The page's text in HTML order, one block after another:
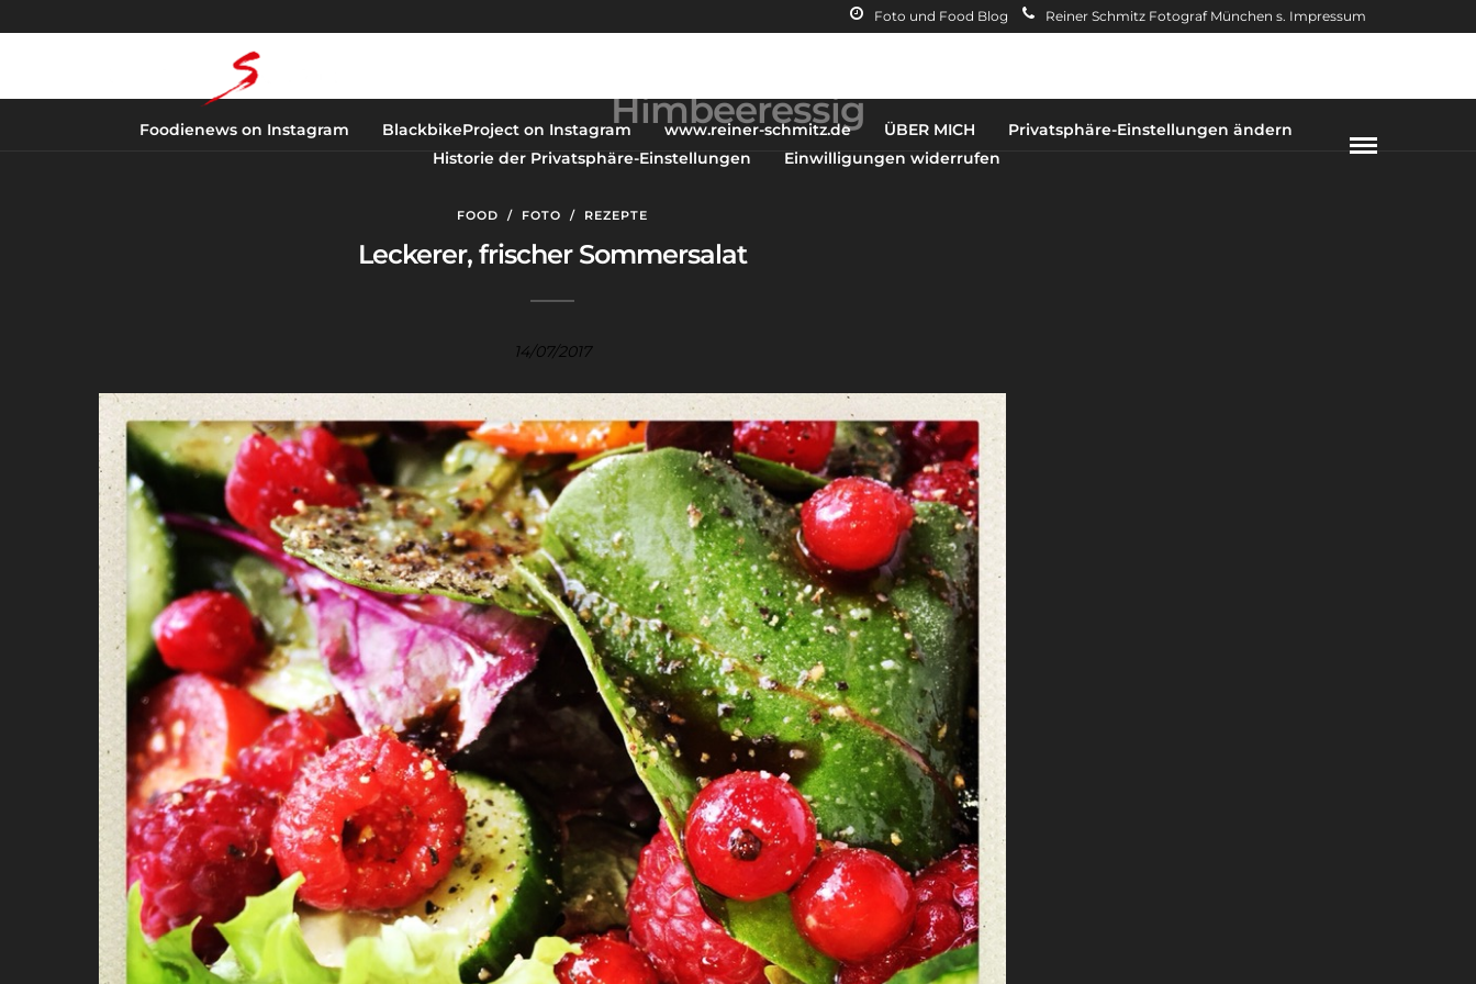
Foto und Food Blog Reiner Schmitz Fotograf München s. Impressum
Foodienews on Instagram BlackbikeProject on Instagram www.reiner-schmitz.de ÜBER MICH
Privatsphäre-Einstellungen ändern
Historie der Privatsphäre-Einstellungen
Einwilligungen widerrufen
Himbeeressig
FOOD / FOTO / REZEPTE
Leckerer, frischer Sommersalat
14/07/2017